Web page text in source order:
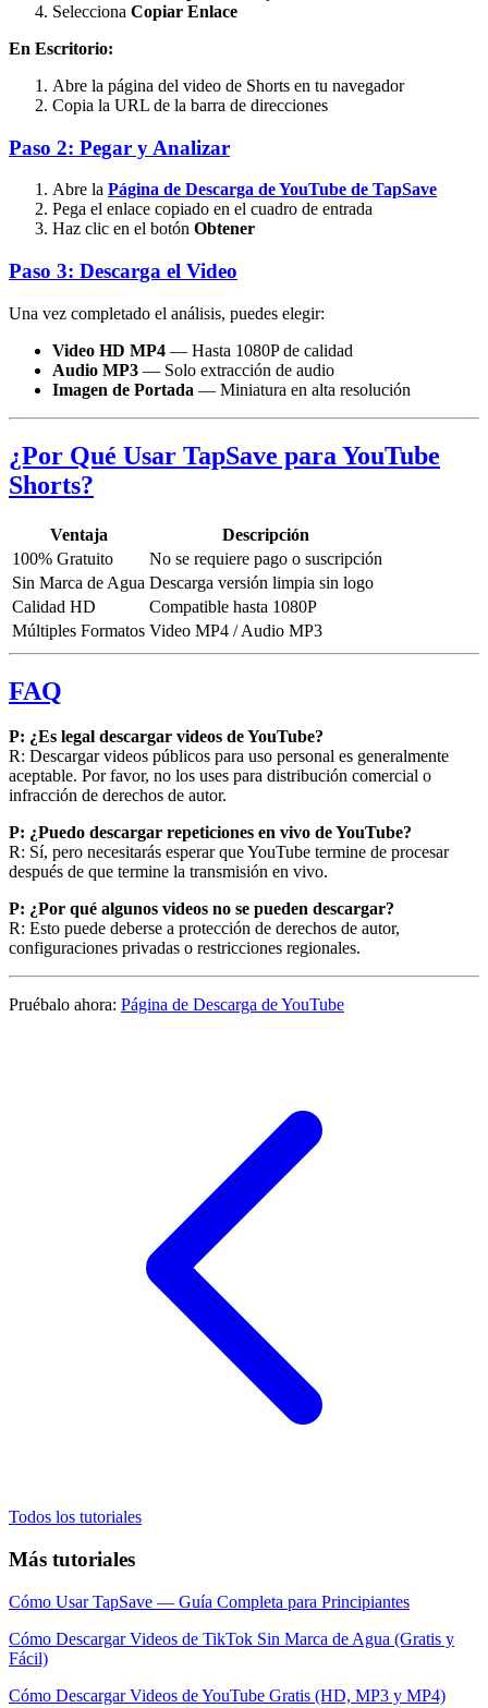
Selecciona Copiar Enlace
En Escritorio:
Abre la página del video de Shorts en tu navegador
Copia la URL de la barra de direcciones
Paso 2: Pegar y Analizar
Abre la Página de Descarga de YouTube de TapSave
Pega el enlace copiado en el cuadro de entrada
Haz clic en el botón Obtener
Paso 3: Descarga el Video
Una vez completado el análisis, puedes elegir:
Video HD MP4 — Hasta 1080P de calidad
Audio MP3 — Solo extracción de audio
Imagen de Portada — Miniatura en alta resolución
¿Por Qué Usar TapSave para YouTube
Shorts?
Ventaja
Descripción
100% Gratuito
No se requiere pago o suscripción
Sin Marca de Agua Descarga versión limpia sin logo
Calidad HD
Compatible hasta 1080P
Múltiples Formatos Video MP4 / Audio MP3
FAQ
P: ¿Es legal descargar videos de YouTube?
R: Descargar videos públicos para uso personal es generalmente
aceptable. Por favor, no los uses para distribución comercial o
infracción de derechos de autor.
P: ¿Puedo descargar repeticiones en vivo de YouTube?
R: Sí, pero necesitarás esperar que YouTube termine de procesar
después de que termine la transmisión en vivo.
P: ¿Por qué algunos videos no se pueden descargar?
R: Esto puede deberse a protección de derechos de autor,
configuraciones privadas o restricciones regionales.
Pruébalo ahora: Página de Descarga de YouTube
Todos los tutoriales
Más tutoriales
Cómo Usar TapSave — Guía Completa para Principiantes
Cómo Descargar Videos de TikTok Sin Marca de Agua (Gratis y
Fácil)
Cómo Descargar Videos de YouTube Gratis (HD, MP3 y MP4)